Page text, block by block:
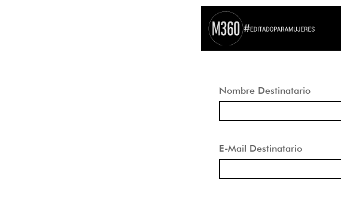
Nombre Destinatario
E-Mail Destinatario